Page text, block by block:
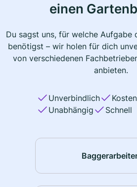
einen
Du sagst uns, für welche Aufgabe
benötigst – wir holen für dich
von verschiedenen
anbieten.
Unverbindlich
Unabhängig
Schnell